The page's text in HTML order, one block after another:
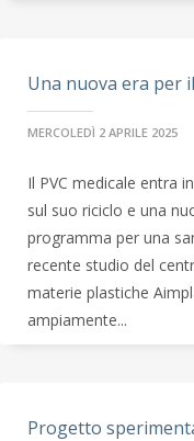
Una nuova era per
MERCOLEDÌ 2 APRILE 2025
Il PVC medicale entra
sul suo riciclo e una
programma per una
recente studio del
materie plastiche
ampiamente...
Progetto